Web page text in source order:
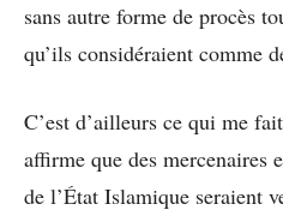
sans autre forme de procès
qu’ils considéraient comme
C’est d’ailleurs ce qui me
affirme que des mercenaires
de l’État Islamique seraient